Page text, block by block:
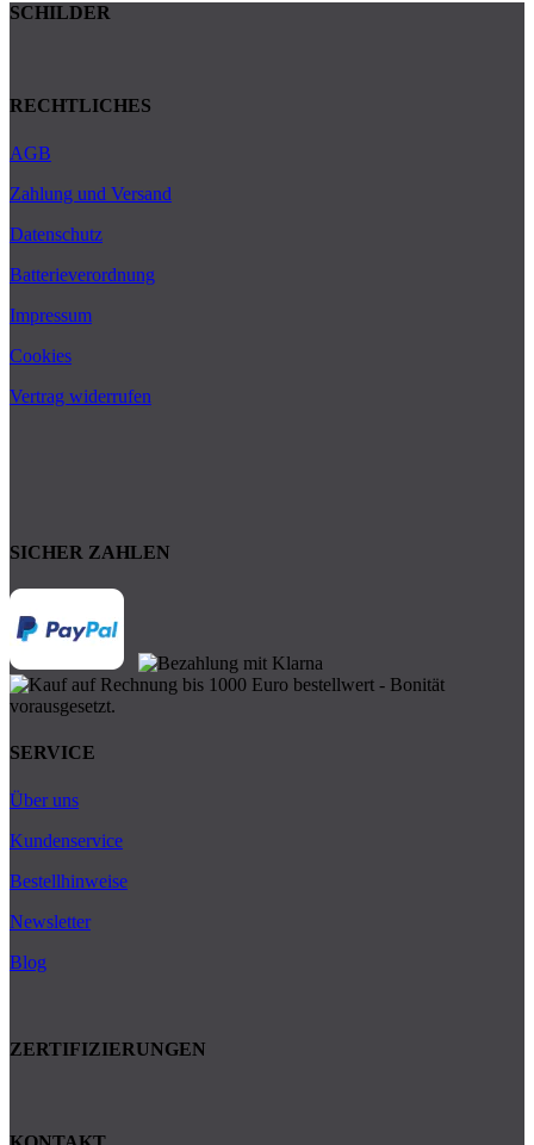
SCHILDER
RECHTLICHES
AGB
Zahlung und Versand
Datenschutz
Batterieverordnung
Impressum
Cookies
Vertrag widerrufen
SICHER ZAHLEN
SERVICE
Über uns
Kundenservice
Bestellhinweise
Newsletter
Blog
ZERTIFIZIERUNGEN